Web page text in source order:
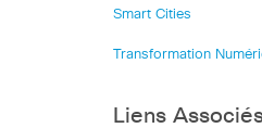
Smart Cities
Transformation
Liens